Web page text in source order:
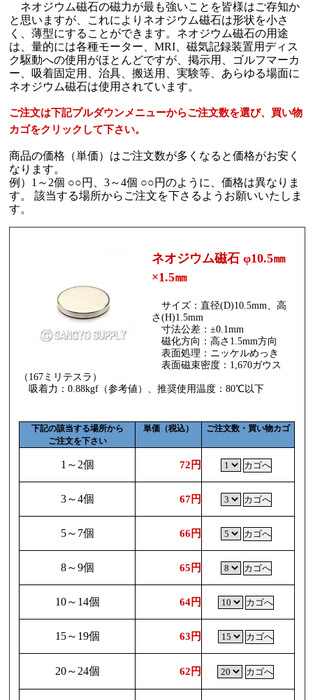
ネオジウム磁石の磁力が最も強いことを皆様はご存知か
と思いますが、これによりネオジウム磁石は形状を小さ
く、薄型にすることができます。ネオジウム磁石の用途
は、量的には各種モーター、MRI、磁気記録装置用ディス
ク駆動への使用がほとんどですが、掲示用、ゴルフマーカ
ー、吸着固定用、治具、搬送用、実験等、あらゆる場面に
ネオジウム磁石は使用されています。
ご注文は下記プルダウンメニューからご注文数を選び、買い物
カゴをクリックして下さい。
商品の価格（単価）はご注文数が多くなると価格がお安く
なります。
例）1～2個 ○○円、3～4個 ○○円のように、価格は異なりま
す。 該当する場所からご注文を下さるようお願いいたしま
す。
ネオジウム磁石 φ10.5㎜
×1.5㎜
サイズ：直径(D)10.5mm、高
さ(H)1.5mm
寸法公差：±0.1mm
磁化方向：高さ1.5mm方向
表面処理：ニッケルめっき
表面磁束密度：1,670ガウス
（167ミリテスラ）
吸着力：0.88kgf（参考値）、推奨使用温度：80℃以下
下記の該当する場所から
ご注文を下さい
単価（税込） ご注文数・買い物カゴ
1～2個 72円
3～4個 67円
5～7個 66円
8～9個 65円
10～14個 64円
15～19個 63円
20～24個 62円